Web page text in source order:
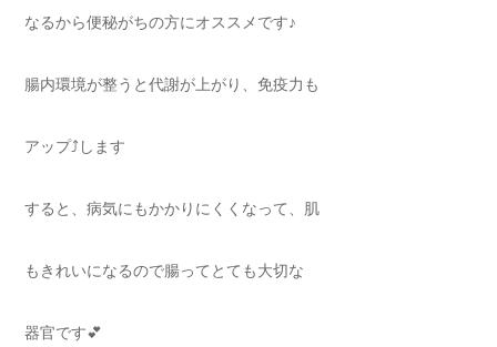
なるから便秘がちの方にオススメです♪
腸内環境が整うと代謝が上がり、免疫力も
アップ⤴️します
すると、病気にもかかりにくくなって、肌
もきれいになるので腸ってとても大切な
器官です💕